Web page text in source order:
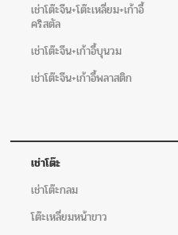
เช่าโต๊ะจีน+โต๊ะเหลี่ยม+เก้าอี้
คริสตัล
เช่าโต๊ะจีน+เก้าอี้บุนวม
เช่าโต๊ะจีน+เก้าอี้พลาสติก
เช่าโต๊ะ
เช่าโต๊ะกลม
โต๊ะเหลี่ยมหน้าขาว